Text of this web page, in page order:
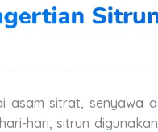
asam sitrat, senyawa
hari, sitrun